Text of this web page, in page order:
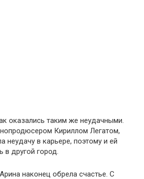
оказались таким же неудачными.
Кириллом Легатом,
неудачу в карьере, поэтому и ей
в другой город.
наконец обрела счастье. С